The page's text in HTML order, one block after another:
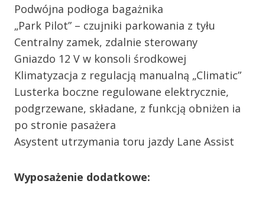
Podwójna podłoga bagażnika
„Park Pilot” – czujniki parkowania z tyłu
Centralny zamek, zdalnie sterowany
Gniazdo 12 V w konsoli środkowej
Klimatyzacja z regulacją manualną „Climatic”
Lusterka boczne regulowane elektrycznie,
podgrzewane, składane, z funkcją obniżen ia
po stronie pasażera
Asystent utrzymania toru jazdy Lane Assist
Wyposażenie dodatkowe: